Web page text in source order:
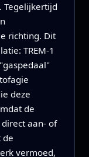
Tegelijkertijd
richting. Dit
TREM-1
deze
de
aan- of
de
vermoed,